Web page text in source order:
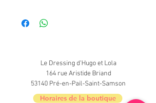
Le Dressing d'Hugo et Lola
164 rue Aristide Briand
53140 Pré-en-Pail-Saint-Samson
Horaires de la boutique